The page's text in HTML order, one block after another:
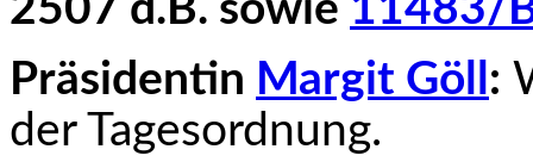
2507 d.B. sowie 11483/
Präsidentin Margit Göll :
der Tagesordnung.